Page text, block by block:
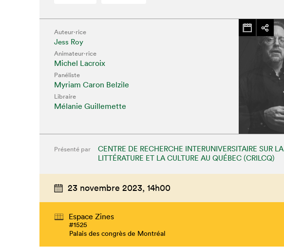
Auteur·rice
Jess Roy
Animateur⋅rice
Michel Lacroix
Panéliste
Myriam Caron Belzile
Libraire
Mélanie Guillemette
Présenté par
CENTRE DE RECHERCHE INTERUNIVERSITAIRE SUR LA
LITTÉRATURE ET LA CULTURE AU QUÉBEC (CRILCQ)
23 novembre 2023, 14h00
Espace Zines
#1525
Palais des congrès de Montréal